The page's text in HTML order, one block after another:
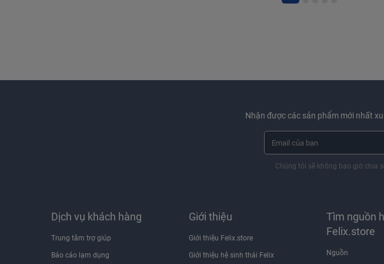
Nhận được các sản phẩm mới nhất
Chúng tôi sẽ không bao giờ chia
Dịch vụ khách hàng
Trung tâm trợ giúp
Báo cáo lạm dụng
Giới thiệu
Giới thiệu Felix.store
Giới thiệu hệ sinh thái Felix
Tìm nguồn
Felix.store
Nguồn